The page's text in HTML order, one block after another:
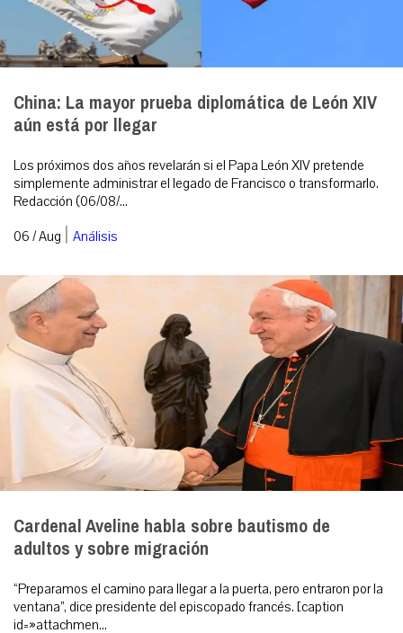
China: La mayor prueba diplomática de León XIV
aún está por llegar
Los próximos dos años revelarán si el Papa León XIV pretende
simplemente administrar el legado de Francisco o transformarlo.
Redacción (06/08/...
06 / Aug | Análisis
Cardenal Aveline habla sobre bautismo de
adultos y sobre migración
“Preparamos el camino para llegar a la puerta, pero entraron por la
ventana”, dice presidente del episcopado francés. [caption
id=»attachmen...